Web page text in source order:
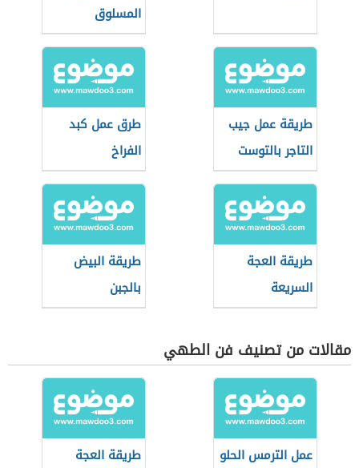
المسلوق
طريقة عمل جيب
التاجر بالتوست
طرق عمل كبد
الفراخ
طريقة العجة
السريعة
طريقة البيض
بالجبن
مقالات من تصنيف فن الطهي
عمل الترمس الحلو
طريقة العجة